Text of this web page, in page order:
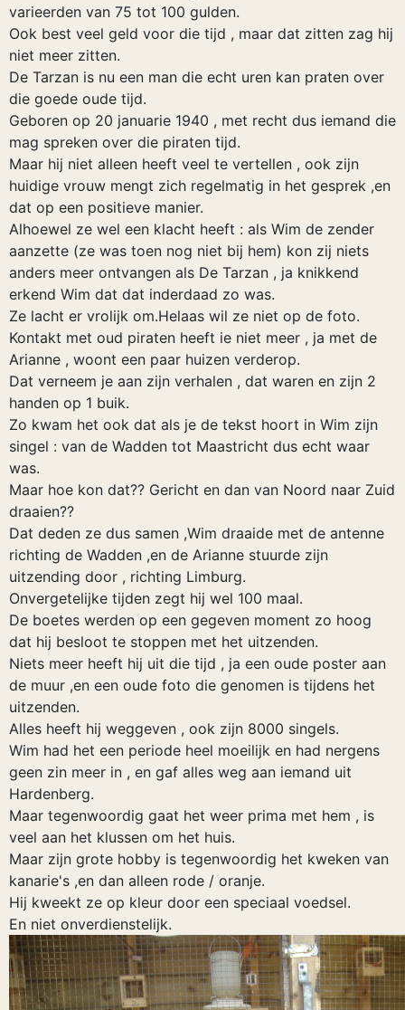
varieerden van 75 tot 100 gulden.
Ook best veel geld voor die tijd , maar dat zitten zag hij
niet meer zitten.
De Tarzan is nu een man die echt uren kan praten over
die goede oude tijd.
Geboren op 20 januarie 1940 , met recht dus iemand die
mag spreken over die piraten tijd.
Maar hij niet alleen heeft veel te vertellen , ook zijn
huidige vrouw mengt zich regelmatig in het gesprek ,en
dat op een positieve manier.
Alhoewel ze wel een klacht heeft : als Wim de zender
aanzette (ze was toen nog niet bij hem) kon zij niets
anders meer ontvangen als De Tarzan , ja knikkend
erkend Wim dat dat inderdaad zo was.
Ze lacht er vrolijk om.Helaas wil ze niet op de foto.
Kontakt met oud piraten heeft ie niet meer , ja met de
Arianne , woont een paar huizen verderop.
Dat verneem je aan zijn verhalen , dat waren en zijn 2
handen op 1 buik.
Zo kwam het ook dat als je de tekst hoort in Wim zijn
singel : van de Wadden tot Maastricht dus echt waar
was.
Maar hoe kon dat?? Gericht en dan van Noord naar Zuid
draaien??
Dat deden ze dus samen ,Wim draaide met de antenne
richting de Wadden ,en de Arianne stuurde zijn
uitzending door , richting Limburg.
Onvergetelijke tijden zegt hij wel 100 maal.
De boetes werden op een gegeven moment zo hoog
dat hij besloot te stoppen met het uitzenden.
Niets meer heeft hij uit die tijd , ja een oude poster aan
de muur ,en een oude foto die genomen is tijdens het
uitzenden.
Alles heeft hij weggeven , ook zijn 8000 singels.
Wim had het een periode heel moeilijk en had nergens
geen zin meer in , en gaf alles weg aan iemand uit
Hardenberg.
Maar tegenwoordig gaat het weer prima met hem , is
veel aan het klussen om het huis.
Maar zijn grote hobby is tegenwoordig het kweken van
kanarie's ,en dan alleen rode / oranje.
Hij kweekt ze op kleur door een speciaal voedsel.
En niet onverdienstelijk.